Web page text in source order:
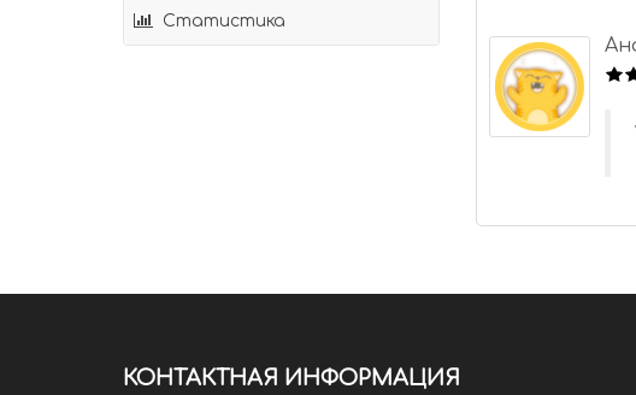
Статистика
КОНТАКТНАЯ ИНФОРМАЦИЯ